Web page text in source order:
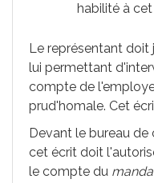
habilité à cet
Le représentant
lui permettant
compte de
prud'homale. Cet
Devant le bureau
cet écrit doit
le compte du